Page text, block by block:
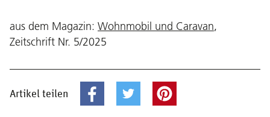
aus dem Magazin: Wohnmobil und Caravan,
Zeitschrift Nr. 5/2025
Artikel teilen